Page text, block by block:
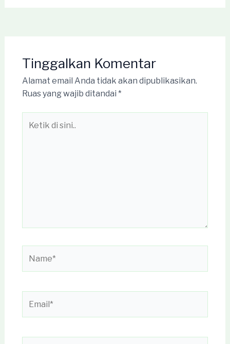
Tinggalkan Komentar
Alamat email Anda tidak akan dipublikasikan.
Ruas yang wajib ditandai *